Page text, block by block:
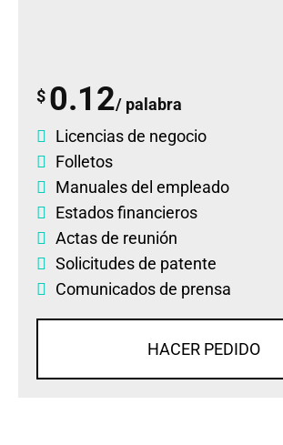
$ 0.12/ palabra
Licencias de negocio
Folletos
Manuales del empleado
Estados financieros
Actas de reunión
Solicitudes de patente
Comunicados de prensa
HACER PEDIDO